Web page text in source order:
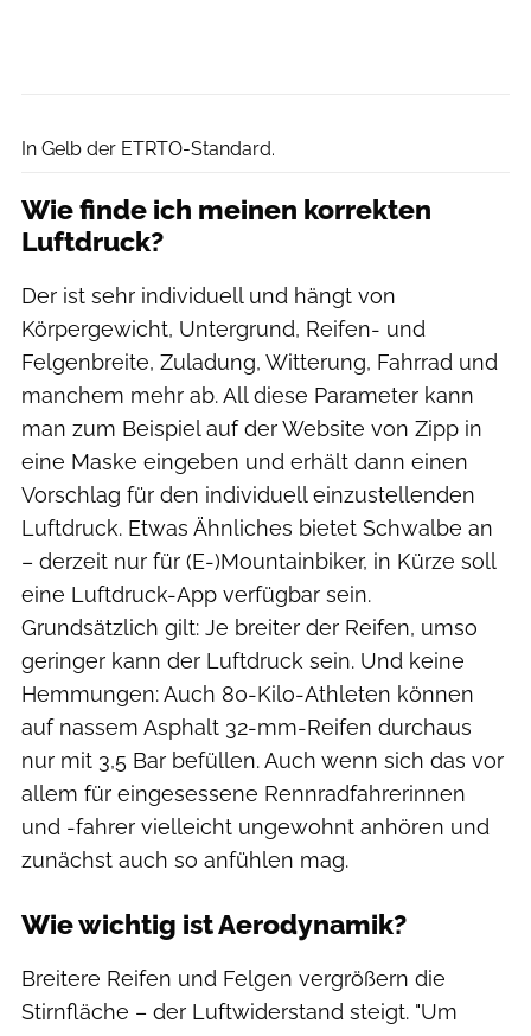
In Gelb der ETRTO-Standard.
Wie finde ich meinen korrekten
Luftdruck?
Der ist sehr individuell und hängt von
Körpergewicht, Untergrund, Reifen- und
Felgenbreite, Zuladung, Witterung, Fahrrad und
manchem mehr ab. All diese Parameter kann
man zum Beispiel auf der Website von Zipp in
eine Maske eingeben und erhält dann einen
Vorschlag für den individuell einzustellenden
Luftdruck. Etwas Ähnliches bietet Schwalbe an
– derzeit nur für (E-)Mountainbiker, in Kürze soll
eine Luftdruck-App verfügbar sein.
Grundsätzlich gilt: Je breiter der Reifen, umso
geringer kann der Luftdruck sein. Und keine
Hemmungen: Auch 80-Kilo-Athleten können
auf nassem Asphalt 32-mm-Reifen durchaus
nur mit 3,5 Bar befüllen. Auch wenn sich das vor
allem für eingesessene Rennradfahrerinnen
und -fahrer vielleicht ungewohnt anhören und
zunächst auch so anfühlen mag.
Wie wichtig ist Aerodynamik?
Breitere Reifen und Felgen vergrößern die
Stirnfläche – der Luftwiderstand steigt. "Um